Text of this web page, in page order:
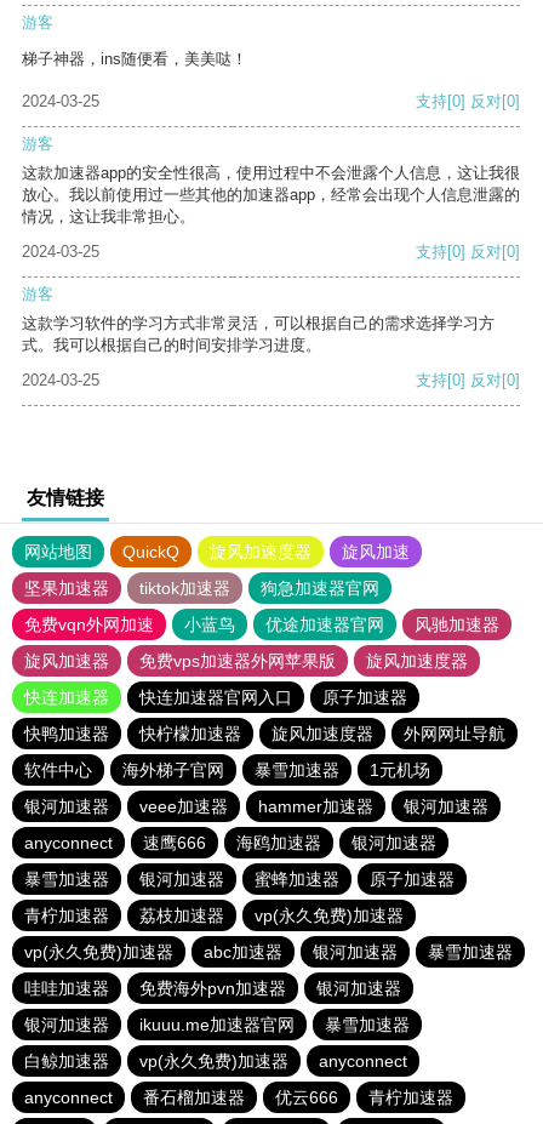
游客
梯子神器，ins随便看，美美哒！
2024-03-25 支持[0] 反对[0]
游客
这款加速器app的安全性很高，使用过程中不会泄露个人信息，这让我很
放心。我以前使用过一些其他的加速器app，经常会出现个人信息泄露的
情况，这让我非常担心。
2024-03-25
支持[0] 反对[0]
游客
这款学习软件的学习方式非常灵活，可以根据自己的需求选择学习方
式。我可以根据自己的时间安排学习进度。
2024-03-25
支持[0] 反对[0]
友情链接
网站地图 QuickQ 旋风加速度器
旋风加速
坚果加速器
tiktok加速器
狗急加速器官网
免费vqn外网加速
小蓝鸟 优途加速器官网
风驰加速器
旋风加速器
免费vps加速器外网苹果版
旋风加速度器
快连加速器
快连加速器官网入口
原子加速器
快鸭加速器
快柠檬加速器 旋风加速度器
外网网址导航
软件中心
海外梯子官网 暴雪加速器
1元机场
银河加速器
veee加速器 hammer加速器
银河加速器
anyconnect
速鹰666 海鸥加速器
银河加速器
暴雪加速器
银河加速器 蜜蜂加速器
原子加速器
青柠加速器
荔枝加速器
vp(永久免费)加速器
vp(永久免费)加速器
abc加速器 银河加速器
暴雪加速器
哇哇加速器
免费海外pvn加速器
银河加速器
银河加速器
ikuuu.me加速器官网
暴雪加速器
白鲸加速器
vp(永久免费)加速器
anyconnect
anyconnect
番石榴加速器 优云666 青柠加速器